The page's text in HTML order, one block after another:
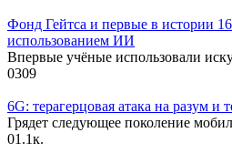
Фонд Гейтса и первые в истории
использованием ИИ
Впервые учёные использовали
0309
6G: терагерцовая атака на разум и
Грядет следующее поколение
01.1к.